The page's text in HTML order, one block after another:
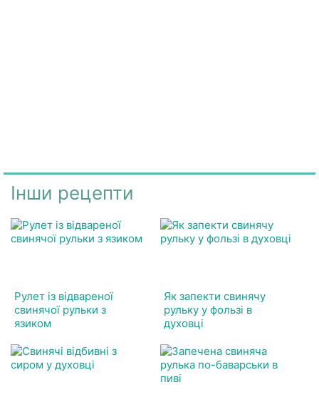
Інши рецепти
Рулет із відвареної
свинячої рульки з
язиком
Як запекти свинячу
рульку у фользі в
духовці